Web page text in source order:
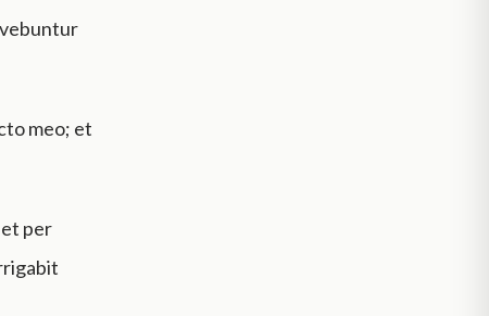
meo; et
per